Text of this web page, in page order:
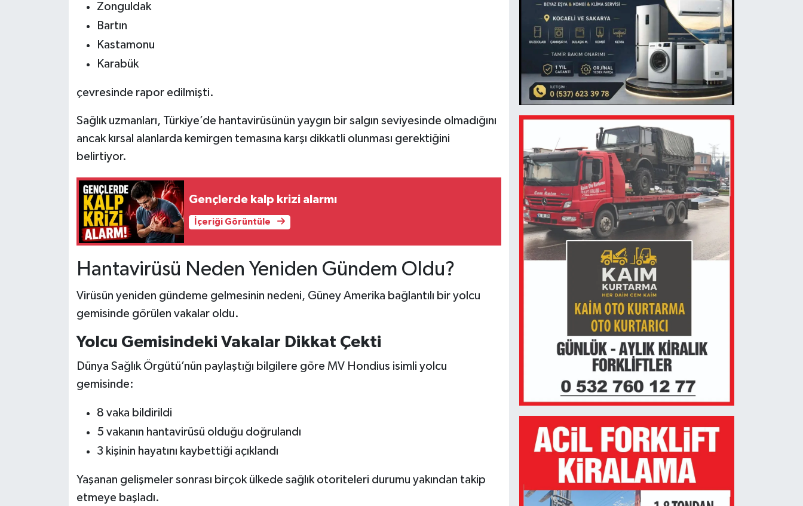
Zonguldak
Bartın
Kastamonu
Karabük
çevresinde rapor edilmişti.
Sağlık uzmanları, Türkiye’de hantavirüsünün yaygın bir salgın seviyesinde olmadığını
ancak kırsal alanlarda kemirgen temasına karşı dikkatli olunması gerektiğini
belirtiyor.
Gençlerde kalp krizi alarmı
İçeriği Görüntüle
Hantavirüsü Neden Yeniden Gündem Oldu?
Virüsün yeniden gündeme gelmesinin nedeni, Güney Amerika bağlantılı bir yolcu
gemisinde görülen vakalar oldu.
Yolcu Gemisindeki Vakalar Dikkat Çekti
Dünya Sağlık Örgütü’nün paylaştığı bilgilere göre MV Hondius isimli yolcu
gemisinde:
8 vaka bildirildi
5 vakanın hantavirüsü olduğu doğrulandı
3 kişinin hayatını kaybettiği açıklandı
Yaşanan gelişmeler sonrası birçok ülkede sağlık otoriteleri durumu yakından takip
etmeye başladı.